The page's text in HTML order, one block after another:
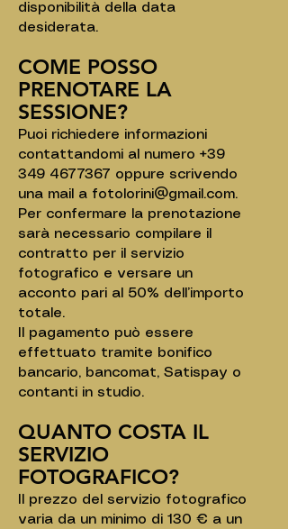
disponibilità della data
desiderata.
COME POSSO
PRENOTARE LA
SESSIONE?
Puoi richiedere informazioni
contattandomi al numero +39
349 4677367 oppure scrivendo
una mail a fotolorini@gmail.com.
Per confermare la prenotazione
sarà necessario compilare il
contratto per il servizio
fotografico e versare un
acconto pari al 50% dell’importo
totale.
Il pagamento può essere
effettuato tramite bonifico
bancario, bancomat, Satispay o
contanti in studio.
QUANTO COSTA IL
SERVIZIO
FOTOGRAFICO?
Il prezzo del servizio fotografico
varia da un minimo di 130 € a un